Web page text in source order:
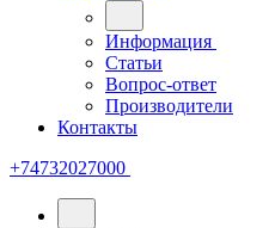
Информация
Статьи
Вопрос-ответ
Производители
Контакты
+74732027000